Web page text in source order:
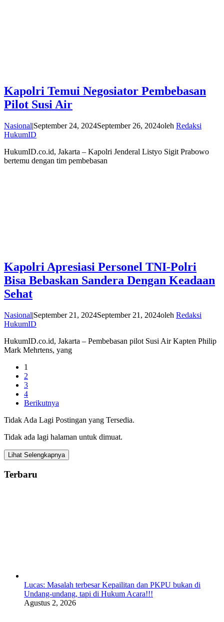
Kapolri Temui Negosiator Pembebasan
Pilot Susi Air
Nasional|September 24, 2024September 26, 2024oleh Redaksi
HukumID
HukumID.co.id, Jakarta – Kapolri Jenderal Listyo Sigit Prabowo
bertemu dengan tim pembebasan
Kapolri Apresiasi Personel TNI-Polri
Bisa Bebaskan Sandera Dengan Keadaan
Sehat
Nasional|September 21, 2024September 21, 2024oleh Redaksi
HukumID
HukumID.co.id, Jakarta – Pembebasan pilot Susi Air Kapten Philip
Mark Mehrtens, yang
1
2
3
4
Berikutnya
Tidak Ada Lagi Postingan yang Tersedia.
Tidak ada lagi halaman untuk dimuat.
Lihat Selengkapnya
Terbaru
Lucas: Masalah terbesar Kepailitan dan PKPU bukan di
Undang-undang, tapi di Hukum Acara!!!
Agustus 2, 2026